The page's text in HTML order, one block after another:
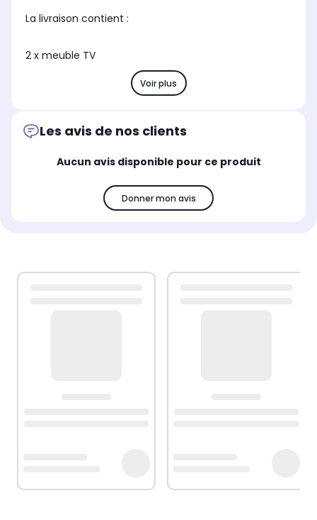
La livraison contient :
2 x meuble TV
Voir plus
Les avis de nos clients
Aucun avis disponible pour ce produit
Donner mon avis